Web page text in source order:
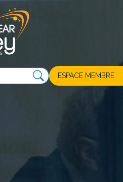
ESPACE MEMBRE